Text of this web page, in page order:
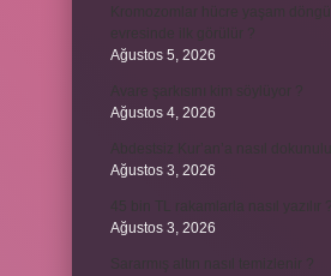
Ağustos 5, 2026
Ağustos 4, 2026
Ağustos 3, 2026
Ağustos 3, 2026